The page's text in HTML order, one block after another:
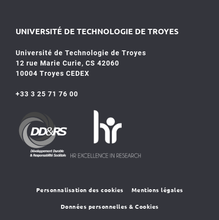
UNIVERSITÉ DE TECHNOLOGIE DE TROYES
Université de Technologie de Troyes
12 rue Marie Curie, CS 42060
10004 Troyes CEDEX
+33 3 25 71 76 00
Personnalisation des cookies Mentions légales
Données personnelles & Cookies